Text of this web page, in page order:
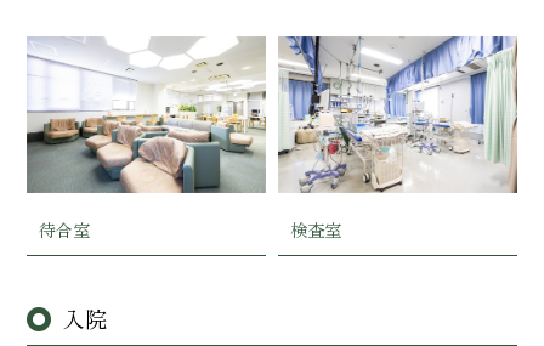
待合室 検査室
入院